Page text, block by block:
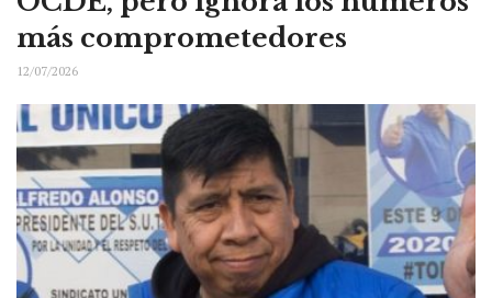
más comprometedores
12/07/2026